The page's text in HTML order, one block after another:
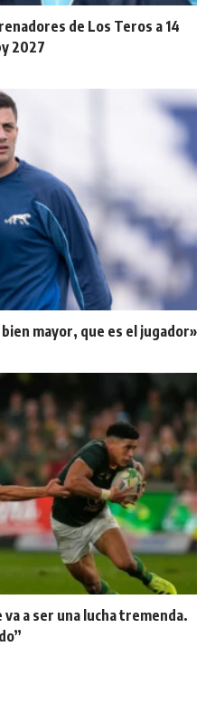
de Los Teros a 14
2027
mayor, que es el jugador»
a ser una lucha tremenda.